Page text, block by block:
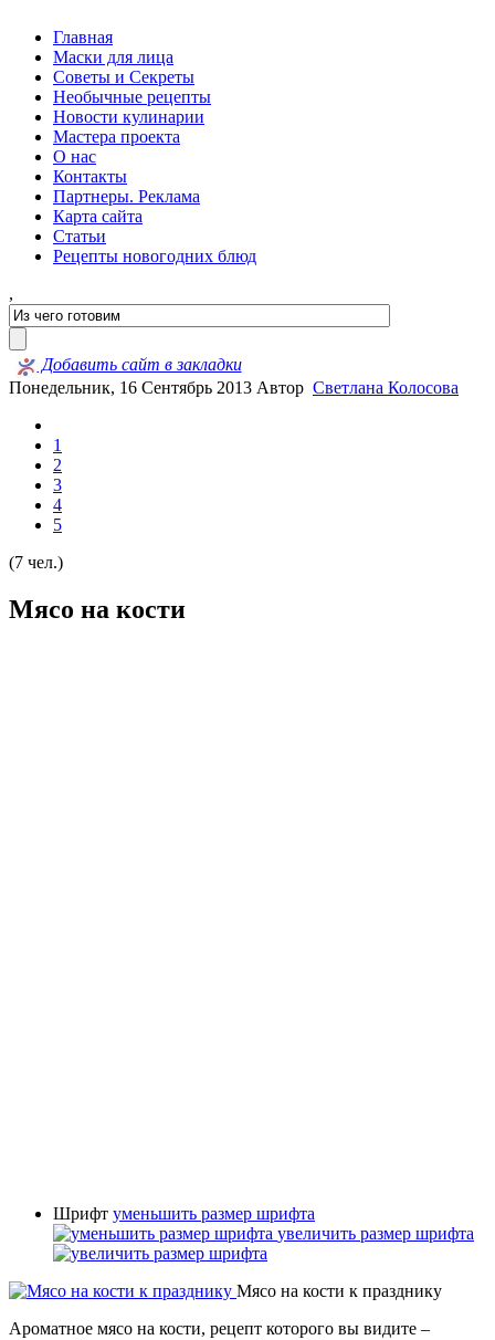
Главная
Маски для лица
Советы и Секреты
Необычные рецепты
Новости кулинарии
Мастера проекта
О нас
Контакты
Партнеры. Реклама
Карта сайта
Статьи
Рецепты новогодних блюд
,
Добавить сайт в закладки
Понедельник, 16 Сентябрь 2013 Автор Светлана Колосова
1
2
3
4
5
(7 чел.)
Мясо на кости
Шрифт уменьшить размер шрифта
увеличить размер шрифта
Мясо на кости к празднику
Ароматное мясо на кости, рецепт которого вы видите –